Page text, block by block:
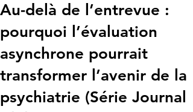
Au-delà de l’entrevue :
pourquoi l’évaluation
asynchrone pourrait
transformer l’avenir de la
psychiatrie (Série Journal